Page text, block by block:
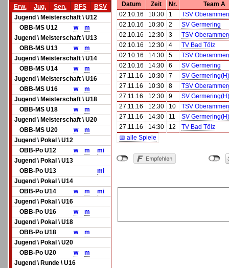
Erw.
Jug. Sen. BFS
BSV
Jugend \ Meisterschaft \ U12
OBB-MS U12
w
m
Jugend \ Meisterschaft \ U13
OBB-MS U13
w
m
Jugend \ Meisterschaft \ U14
OBB-MS U14
w
m
Jugend \ Meisterschaft \ U16
OBB-MS U16
w
m
Jugend \ Meisterschaft \ U18
OBB-MS U18
w
m
Jugend \ Meisterschaft \ U20
OBB-MS U20
w
m
Jugend \ Pokal \ U12
OBB-Po U12
w m
mi
Jugend \ Pokal \ U13
OBB-Po U13
mi
Jugend \ Pokal \ U14
OBB-Po U14
w m
mi
Jugend \ Pokal \ U16
OBB-Po U16
w
m
Jugend \ Pokal \ U18
OBB-Po U18
w
m
Jugend \ Pokal \ U20
OBB-Po U20
w
m
Jugend \ Runde \ U16
Datum Zeit Nr.
Team A
02.10.16
10:30 1
TSV
02.10.16
10:30 2
SV Germering
02.10.16
12:30 3
TSV
02.10.16
12:30 4
TV Bad Tölz
02.10.16
14:30 5
TSV
02.10.16
14:30 6
SV Germering
27.11.16
10:30 7
SV Germering(H)
27.11.16
10:30 8
TSV
27.11.16
12:30 9
SV Germering(H)
27.11.16
12:30 10
TSV
27.11.16
14:30 11
SV Germering(H)
27.11.16
14:30 12
TV Bad Tölz
📅 alle Spiele